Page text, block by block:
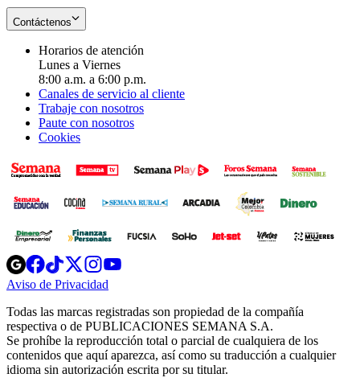
Contáctenos
Horarios de atención
Lunes a Viernes
8:00 a.m. a 6:00 p.m.
Canales de servicio al cliente
Trabaje con nosotros
Paute con nosotros
Cookies
Opens
in
new
Opens
in
new
Opens
in
new
window
Opens
new
windowwindow
Aviso de Privacidad
new
window
Todas las marcas registradas son propiedad de la compañía
respectiva o de PUBLICACIONES SEMANA S.A.
Se prohíbe la reproducción total o parcial de cualquiera de los
contenidos que aquí aparezca, así como su traducción a cualquier
idioma sin autorización escrita por su titular.